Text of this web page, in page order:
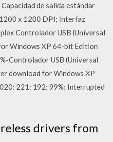
de salida estándar
x 1200 DPI; Interfaz
Controlador USB (Universal
Windows XP 64-bit Edition
Controlador USB (Universal
download for Windows XP
221: 192: 99%: Interrupted
drivers from